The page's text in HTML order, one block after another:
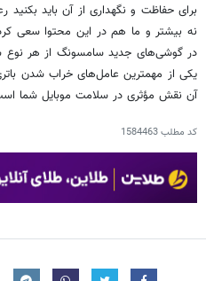
برای حفاظت و نگهداری از آن باید
نه بیشتر و ما هم در این محتوا سعی
در گوشی‌های جدید سامسونگ از هر نوع
یکی از مهمترین عامل‌های خراب شدن
آن نقش مؤثری در سلامت موبایل شما
کد مطلب1584463